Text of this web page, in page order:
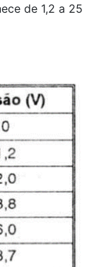
de 1,2 a 25